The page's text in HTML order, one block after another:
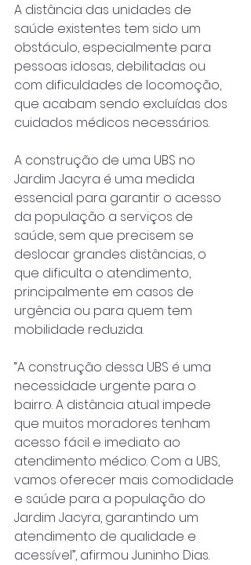
A distância das unidades de
saúde existentes tem sido um
obstáculo, especialmente para
pessoas idosas, debilitadas ou
com dificuldades de locomoção,
que acabam sendo excluídas dos
cuidados médicos necessários.
A construção de uma UBS no
Jardim Jacyra é uma medida
essencial para garantir o acesso
da população a serviços de
saúde, sem que precisem se
deslocar grandes distâncias, o
que dificulta o atendimento,
principalmente em casos de
urgência ou para quem tem
mobilidade reduzida.
“A construção dessa UBS é uma
necessidade urgente para o
bairro. A distância atual impede
que muitos moradores tenham
acesso fácil e imediato ao
atendimento médico. Com a UBS,
vamos oferecer mais comodidade
e saúde para a população do
Jardim Jacyra, garantindo um
atendimento de qualidade e
acessível”, afirmou Juninho Dias.